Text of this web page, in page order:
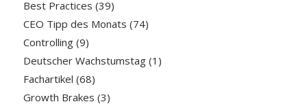
Best Practices (39)
CEO Tipp des Monats (74)
Controlling(9)
Deutscher Wachstumstag(1)
Fachartikel (68)
Growth Brakes (3)